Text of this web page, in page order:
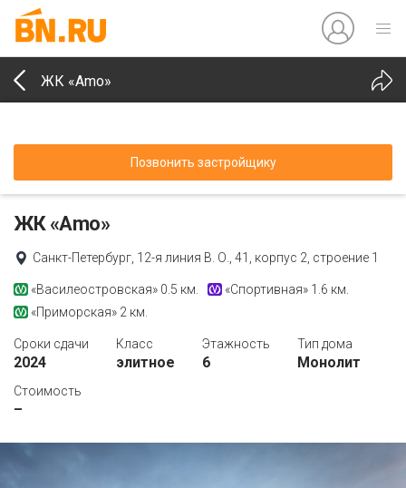
ЖК «Amo»
Позвонить застройщику
ЖК «Amo»
Санкт-Петербург, 12-я линия В. О., 41, корпус 2, строение 1
«Василеостровская» 0.5 км. «Спортивная» 1.6 км.
«Приморская» 2 км.
Сроки сдачи
2024
Класс
элитное
Этажность
6
Тип дома
Монолит
Стоимость
–